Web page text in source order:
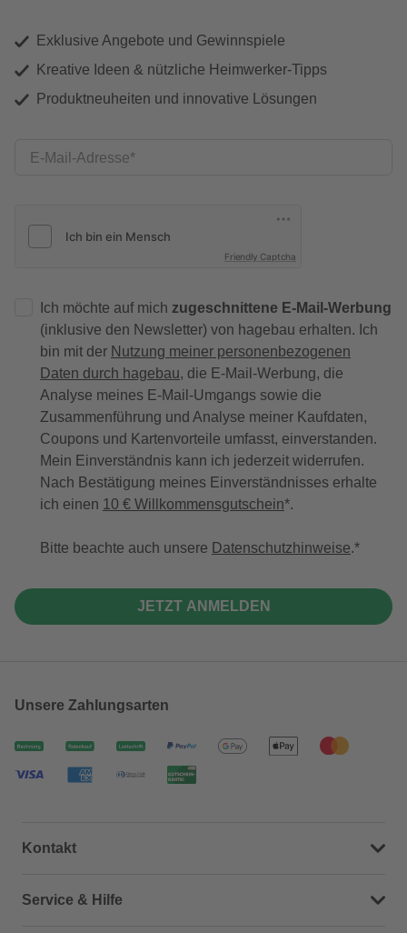
Exklusive Angebote und Gewinnspiele
Kreative Ideen & nützliche Heimwerker-Tipps
Produktneuheiten und innovative Lösungen
E-Mail-Adresse
Friendly Captcha
Ich möchte auf mich zugeschnittene E-Mail-Werbung
(inklusive den Newsletter) von hagebau erhalten. Ich
bin mit der Nutzung meiner personenbezogenen
Daten durch hagebau, die E-Mail-Werbung, die
Analyse meines E-Mail-Umgangs sowie die
Zusammenführung und Analyse meiner Kaufdaten,
Coupons und Kartenvorteile umfasst, einverstanden.
Mein Einverständnis kann ich jederzeit widerrufen.
Nach Bestätigung meines Einverständnisses erhalte
ich einen 10 € Willkommensgutschein*.
Bitte beachte auch unsere Datenschutzhinweise.
JETZT ANMELDEN
Unsere Zahlungsarten
Kontakt
Dein Kontakt zu uns
Service & Hilfe